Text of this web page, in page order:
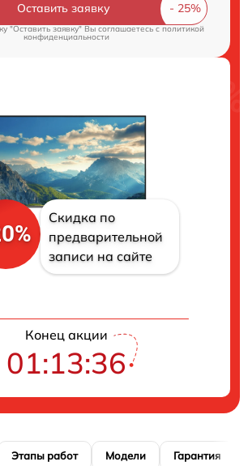
Оставить заявку
"Оставить заявку" Вы соглашаетесь cполитикой
конфиденциальности
Скидка по
предварительной
записи на сайте
Конец акции
01:13:35
Этапы работ Модели Гарантия